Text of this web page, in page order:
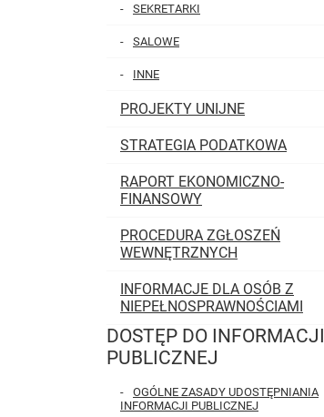
MENU GŁÓWNE
SEKRETARKI
SALOWE
INNE
PROJEKTY UNIJNE
STRATEGIA PODATKOWA
RAPORT EKONOMICZNO-
FINANSOWY
PROCEDURA ZGŁOSZEŃ
WEWNĘTRZNYCH
INFORMACJE DLA OSÓB Z
NIEPEŁNOSPRAWNOŚCIAMI
DOSTĘP DO INFORMACJI
PUBLICZNEJ
OGÓLNE ZASADY UDOSTĘPNIANIA
INFORMACJI PUBLICZNEJ